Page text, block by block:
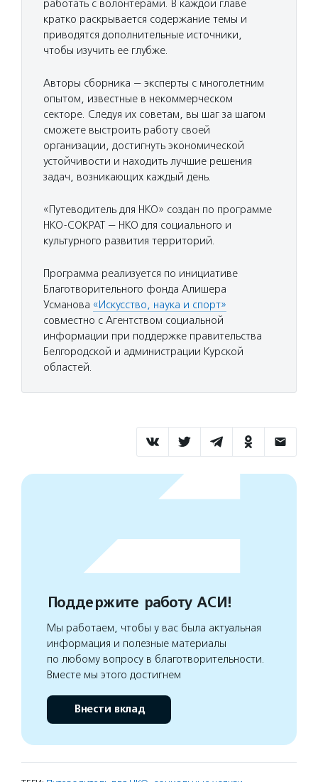
работать с волонтерами. В каждой главе
кратко раскрывается содержание темы и
приводятся дополнительные источники,
чтобы изучить ее глубже.
Авторы сборника — эксперты с многолетним
опытом, известные в некоммерческом
секторе. Следуя их советам, вы шаг за шагом
сможете выстроить работу своей
организации, достигнуть экономической
устойчивости и находить лучшие решения
задач, возникающих каждый день.
«Путеводитель для НКО» создан по программе
НКО-СОКРАТ — НКО для социального и
культурного развития территорий.
Программа реализуется по инициативе
Благотворительного фонда Алишера
Усманова «Искусство, наука и спорт»
совместно с Агентством социальной
информации при поддержке правительства
Белгородской и администрации Курской
областей.
Поддержите работу АСИ!
Мы работаем, чтобы у вас была актуальная
информация и полезные материалы
по любому вопросу в благотворительности.
Вместе мы этого достигнем
Внести вклад